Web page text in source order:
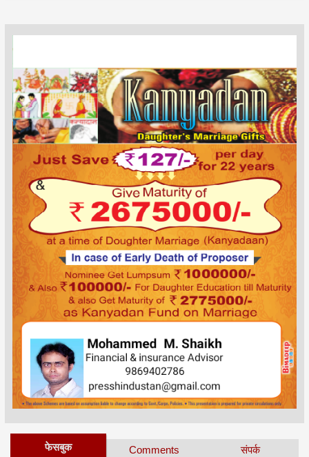
फेसबुक Comments संपर्क